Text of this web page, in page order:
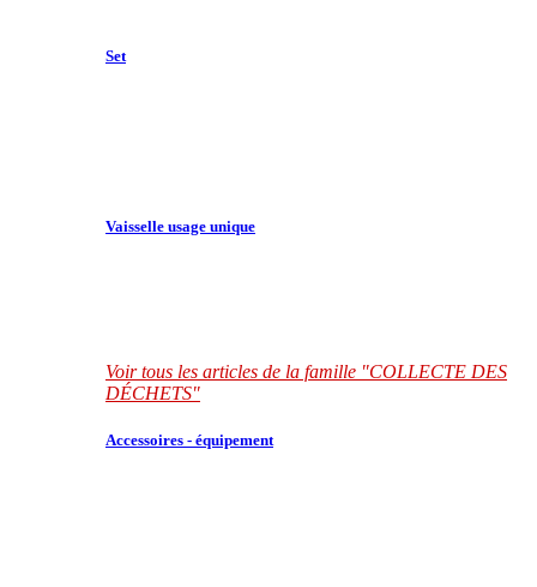
Set
Vaisselle usage unique
Voir tous les articles de la famille "COLLECTE DES
DÉCHETS"
Accessoires - équipement